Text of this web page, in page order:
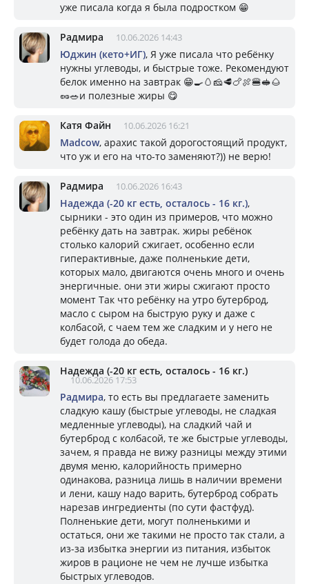
уже писала когда я была подростком 😁
Радмира 10.06.2026 14:43
Юджин (кето+ИГ), Я уже писала что ребёнку
нужны углеводы, и быстрые тоже. Рекомендуют
белок именно на завтрак 😁🍳🥚🧀🥩🍗🍖🍔🥪🌰
🥜🥗и полезные жиры 😋
Катя Файн 10.06.2026 16:21
Madcow, арахис такой дорогостоящий продукт,
что уж и его на что-то заменяют?)) не верю!
Радмира 10.06.2026 16:43
Надежда (-20 кг есть, осталось - 16 кг.),
сырники - это один из примеров, что можно
ребёнку дать на завтрак. жиры ребёнок
столько калорий сжигает, особенно если
гиперактивные, даже полненькие дети,
которых мало, двигаются очень много и очень
энергичные. они эти жиры сжигают просто
момент Так что ребёнку на утро бутерброд,
масло с сыром на быструю руку и даже с
колбасой, с чаем тем же сладким и у него не
будет голода до обеда.
Надежда (-20 кг есть, осталось - 16 кг.)
10.06.2026 17:53
Радмира, то есть вы предлагаете заменить
сладкую кашу (быстрые углеводы, не сладкая
медленные углеводы), на сладкий чай и
бутерброд с колбасой, те же быстрые углеводы,
зачем, я правда не вижу разницы между этими
двумя меню, калорийность примерно
одинакова, разница лишь в наличии времени
и лени, кашу надо варить, бутерброд собрать
нарезав ингредиенты (по сути фастфуд).
Полненькие дети, могут полненькими и
остаться, они же такими не просто так стали, а
из-за избытка энергии из питания, избыток
жиров в рационе не чем не лучше избытка
быстрых углеводов.